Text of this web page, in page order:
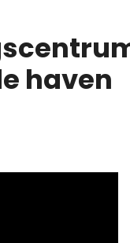
haven